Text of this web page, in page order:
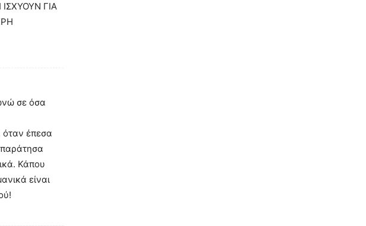
ΓΙΑ
σε όσα
όταν έπεσα
Κάπου
είναι